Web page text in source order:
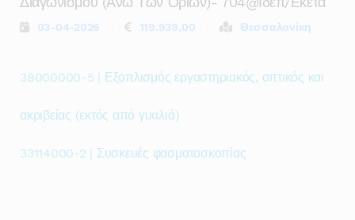
03-04-2026 119.939,00 Θεσσαλονίκη
38000000-5 | Εξοπλισμός εργαστηριακός, οπτικός και
ακριβείας (εκτός από γυαλιά)
33114000-2 | Συσκευές φασματοσκοπίας